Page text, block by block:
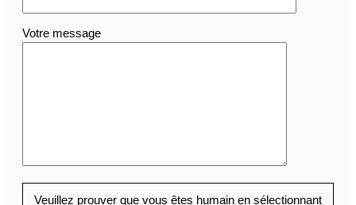
Votre message
Veuillez prouver que vous êtes humain en sélectionnant